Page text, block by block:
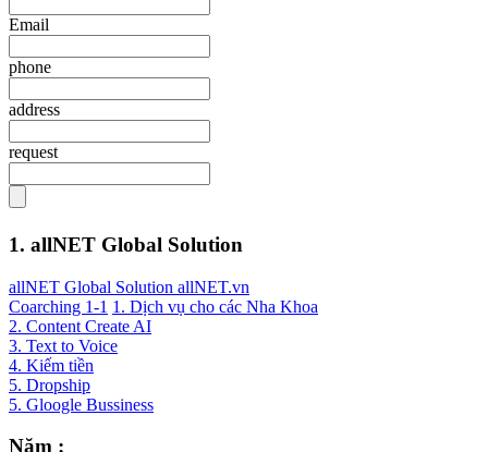
Email
phone
address
request
1. allNET Global Solution
allNET Global Solution allNET.vn
Coarching 1-1 1. Dịch vụ cho các Nha Khoa
2. Content Create AI
3. Text to Voice
4. Kiếm tiền
5. Dropship
5. Gloogle Bussiness
Năm :